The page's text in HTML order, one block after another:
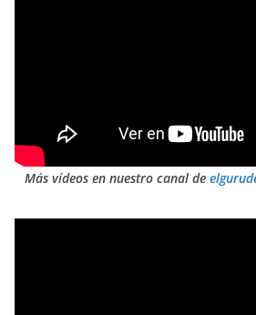
Más vídeos en nuestro canal de